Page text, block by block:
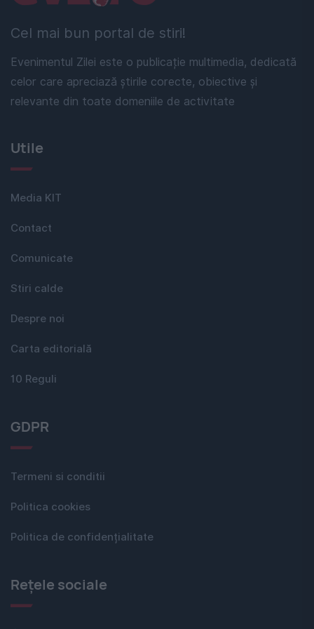
Cel mai bun portal de stiri!
Evenimentul Zilei este o publicație multimedia, dedicată
celor care apreciază știrile corecte, obiective și
relevante din toate domeniile de activitate
Utile
Media KIT
Contact
Comunicate
Stiri calde
Despre noi
Carta editorială
10 Reguli
GDPR
Termeni si conditii
Politica cookies
Politica de confidențialitate
Rețele sociale